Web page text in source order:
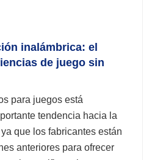
inalámbrica: el
de juego sin
para juegos está
tendencia hacia la
que los fabricantes están
anteriores para ofrecer